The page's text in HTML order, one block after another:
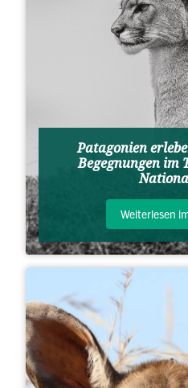
Patagonien
Begegnungen im
Weiterlesen